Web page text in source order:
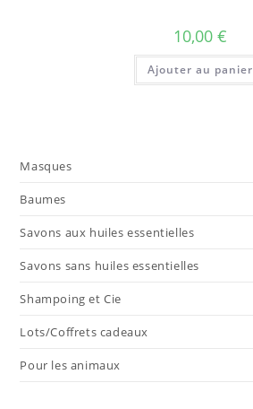
10,00 €
Ajouter au panier
Masques
Baumes
Savons aux huiles essentielles
Savons sans huiles essentielles
Shampoing et Cie
Lots/Coffrets cadeaux
Pour les animaux